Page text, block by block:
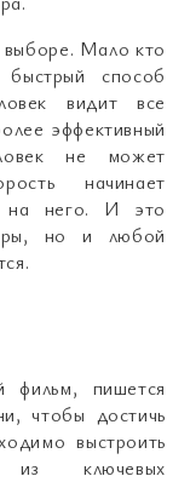
Мало кто
способ
видит все
эффективный
не может
начинает
на него. И это
но и любой
пишется
чтобы достичь
выстроить
из ключевых